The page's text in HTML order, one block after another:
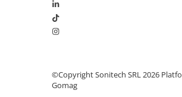
Contactoare modulare
Descărcătoare
Siguranțe fuzibile©Copyright Sonitech SRL 2026
Gomag